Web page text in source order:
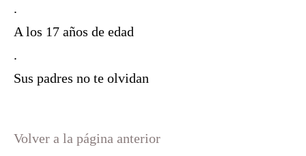
.
A los 17 años de edad
.
Sus padres no te olvidan
Volver a la página anterior